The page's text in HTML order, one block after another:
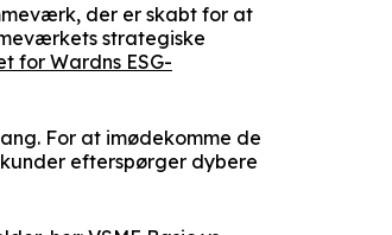
der er skabt for at
strategiske
for Wardns ESG-
For at imødekomme de
efterspørger dybere